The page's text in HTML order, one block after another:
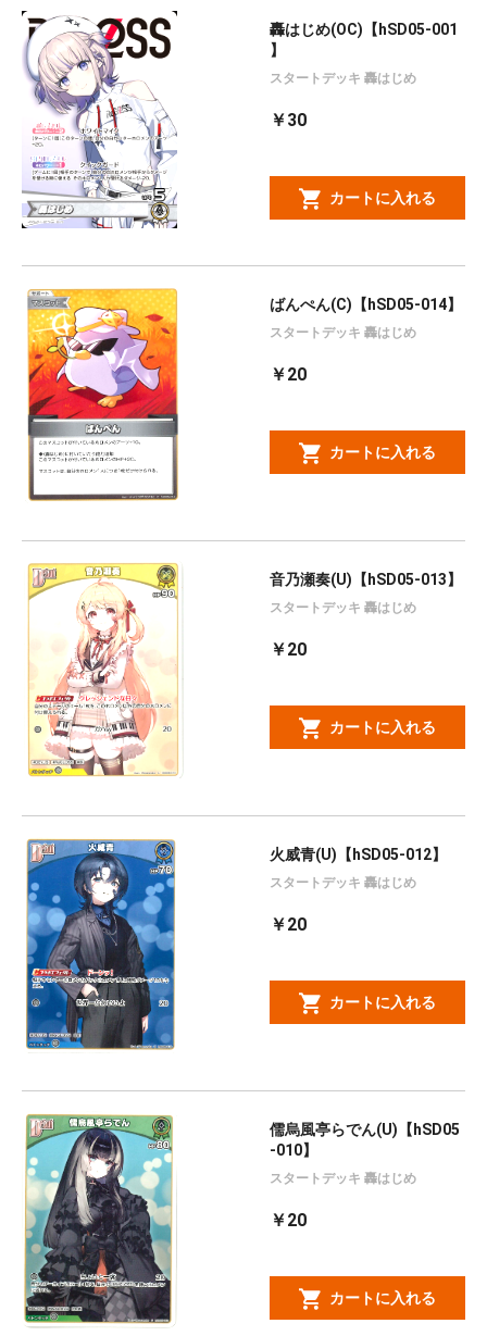
轟はじめ(OC)【hSD05-001
】
スタートデッキ 轟はじめ
￥30
カートに入れる
ばんぺん(C)【hSD05-014】
スタートデッキ 轟はじめ
￥20
カートに入れる
音乃瀬奏(U)【hSD05-013】
スタートデッキ 轟はじめ
￥20
カートに入れる
火威青(U)【hSD05-012】
スタートデッキ 轟はじめ
￥20
カートに入れる
儒烏風亭らでん(U)【hSD05
-010】
スタートデッキ 轟はじめ
￥20
カートに入れる